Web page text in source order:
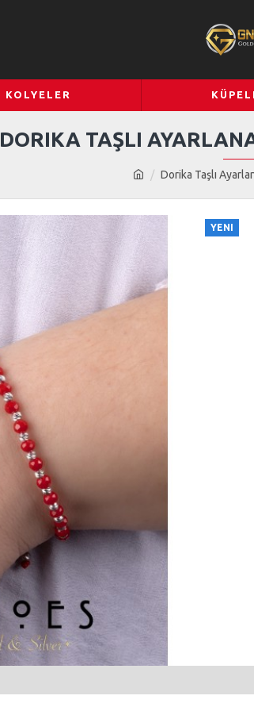
KOLYELER
Dorika Taşlı
DORIKA TAŞLI
YENI